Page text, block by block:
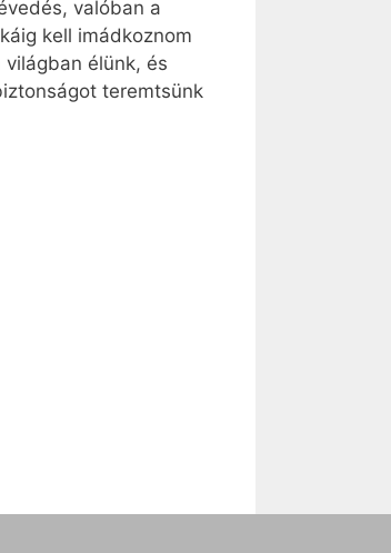
valóban a
kell imádkoznom
élünk, és
teremtsünk